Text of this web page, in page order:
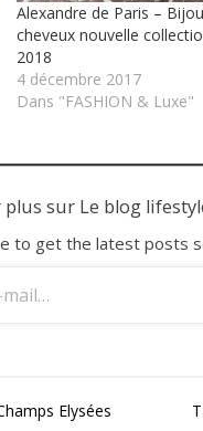
Alexandre de Paris –
cheveux nouvelle
2018
4 décembre 2017
Dans "FASHION & Luxe"
plus sur Le blog
to get the latest posts
Elysées